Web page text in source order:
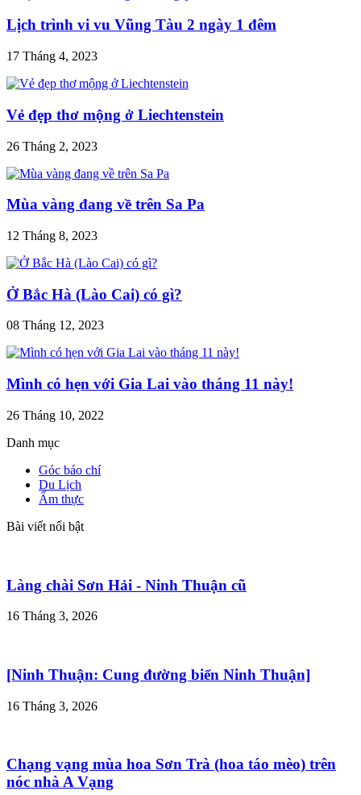
Lịch trình vi vu Vũng Tàu 2 ngày 1 đêm
17 Tháng 4, 2023
Vẻ đẹp thơ mộng ở Liechtenstein
26 Tháng 2, 2023
Mùa vàng đang về trên Sa Pa
12 Tháng 8, 2023
Ở Bắc Hà (Lào Cai) có gì?
08 Tháng 12, 2023
Mình có hẹn với Gia Lai vào tháng 11 này!
26 Tháng 10, 2022
Danh mục
Góc báo chí
Du Lịch
Ẩm thực
Bài viết nổi bật
Làng chài Sơn Hải - Ninh Thuận cũ
16 Tháng 3, 2026
[Ninh Thuận: Cung đường biển Ninh Thuận]
16 Tháng 3, 2026
Chạng vạng mùa hoa Sơn Trà (hoa táo mèo) trên
nóc nhà A Vạng